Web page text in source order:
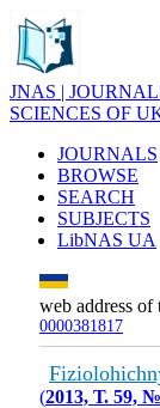
JNAS |
SCIENCES OF
JOURNALS
BROWSE
SEARCH
SUBJECTS
LibNAS UA
web address of
0000381817
(2013, Т. 59,